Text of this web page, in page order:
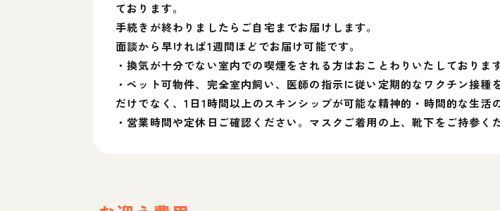
ております。
手続きが終わりましたらご自宅までお届けします。
面談から早ければ1週間ほどでお届け可能です。
・換気が十分でない室内での喫煙をされる方はおことわりいたしております
・ペット可物件、完全室内飼い、医師の指示に従い定期的なワクチン接
だけでなく、1日1時間以上のスキンシップが可能な精神的・時間的な生活
・営業時間や定休日ご確認ください。マスクご着用の上、靴下をご持参くだ